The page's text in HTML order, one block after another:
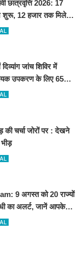
छात्रवृत्ति 2026: 17
12 हजार तक मिलेगी
डॉक्यूमेंट्स
जांच शिविर में
उपकरण के लिए 65
की चर्चा जोरों पर : देखने
9 अगस्त को 20 राज्यों
का अलर्ट, जानें आपके